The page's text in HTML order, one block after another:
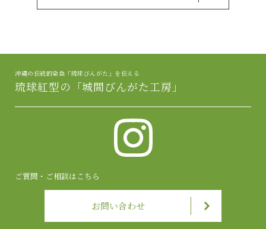
沖縄の伝統的染色「琉球びんがた」を伝える
琉球紅型の「城間びんがた工房」
ご質問・ご相談はこちら
お問い合わせ